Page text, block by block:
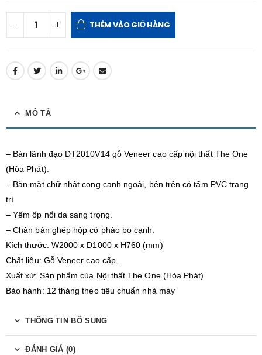
THÊM VÀO GIỎ HÀNG
MÔ TẢ
– Bàn lãnh đạo DT2010V14 gỗ Veneer cao cấp nội thất The One
(Hòa Phát).
– Bàn mặt chữ nhật cong cạnh ngoài, bên trên có tấm PVC trang
trí
– Yếm ốp nổi da sang trọng.
– Chân bàn ghép hộp có phào bo cạnh.
Kích thước: W2000 x D1000 x H760 (mm)
Chất liệu: Gỗ Veneer cao cấp.
Xuất xứ: Sản phẩm của Nội thất The One (Hòa Phát)
Bảo hành: 12 tháng theo tiêu chuẩn nhà máy
THÔNG TIN BỔ SUNG
ĐÁNH GIÁ (0)